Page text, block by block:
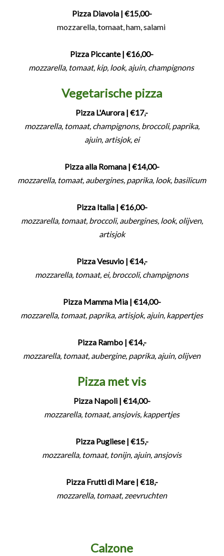
Pizza Diavola | €15,00-
mozzarella, tomaat, ham, salami
Pizza Piccante| €16,00-
mozzarella, tomaat, kip, look, ajuin, champignons
Vegetarische pizza
Pizza L'Aurora | €17,-
mozzarella, tomaat, champignons, broccoli, paprika,
ajuin, artisjok, ei
Pizza alla Romana | €14,00-
mozzarella, tomaat, aubergines, paprika, look, basilicum
Pizza Italia | €16,00-
mozzarella, tomaat, broccoli, aubergines, look, olijven,
artisjok
Pizza Vesuvio | €14,-
mozzarella, tomaat, ei, broccoli, champignons
Pizza Mamma Mia | €14,00-
mozzarella, tomaat, paprika, artisjok, ajuin, kappertjes
Pizza Rambo | €14,-
mozzarella, tomaat, aubergine, paprika, ajuin, olijven
Pizza met vis
Pizza Napoli | €14,00-
mozzarella, tomaat, ansjovis, kappertjes
Pizza Pugliese| €15,-
mozzarella, tomaat, tonijn, ajuin, ansjovis
Pizza Frutti di Mare| €18,-
mozzarella, tomaat, zeevruchten
Calzone